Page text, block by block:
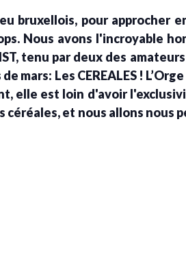
bruxellois, pour approcher
Nous avons l'incroyable
tenu par deux des
mars: Les CEREALES !
elle est loin d'avoir
et nous allons nous